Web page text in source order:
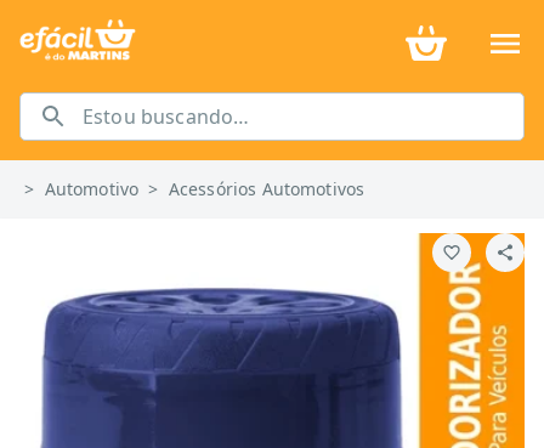
> Automotivo > Acessórios Automotivos